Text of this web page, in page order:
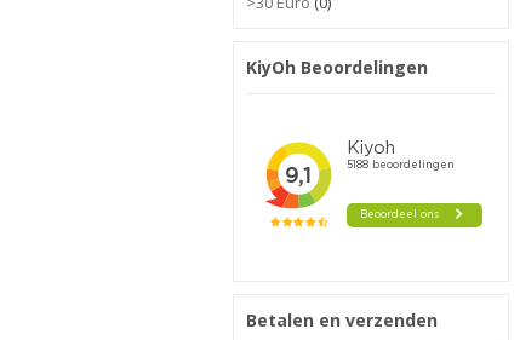
KiyOh Beoordelingen
Betalen en verzenden